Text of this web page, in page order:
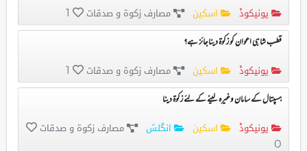
یونیکوڈ اسکین مصارف زکوۃ و صدقات 1
قطب شاہی اعوان کو زکوۃ دیناجائز ہے؟
یونیکوڈ اسکین مصارف زکوۃ و صدقات 1
ہسپتال کے سامان وغیرہ لینے کے لئے زکوۃ دینا
یونیکوڈ اسکین انگلش مصارف زکوۃ و صدقات
0